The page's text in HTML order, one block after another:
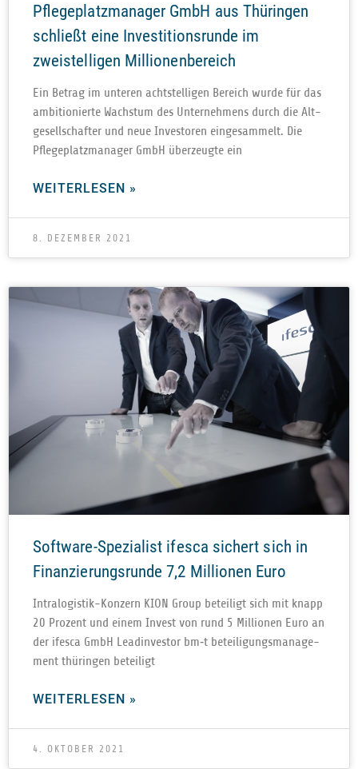
Pflegeplatzmanager GmbH aus Thüringen
schließt eine Investitionsrunde im
zweistelligen Millionenbereich
Ein Betrag im unte­ren acht­stel­li­gen Bereich wurde für das
ambi­tio­nierte Wachs­tum des Unter­neh­mens durch die Alt­
ge­sell­schaf­ter und neue Inves­to­ren ein­ge­sam­melt. Die
Pfle­ge­platz­ma­na­ger GmbH über­zeugte ein
WEITERLESEN »
8. DEZEMBER 2021
Software-Spezialist ifesca sichert sich in
Finanzierungsrunde 7,2 Millionen Euro
Intra­­lo­­gis­­tik-Kon­­­zern KION Group betei­ligt sich mit knapp
20 Pro­zent und einem Invest von rund 5 Mil­lio­nen Euro an
der ife­sca GmbH Lead­in­ves­tor bm‑t betei­li­gungs­ma­nage­
ment thü­rin­gen beteiligt
WEITERLESEN »
4. OKTOBER 2021